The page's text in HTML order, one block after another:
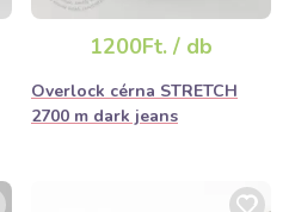
1200Ft. / db
Overlock cérna STRETCH
2700 m dark jeans